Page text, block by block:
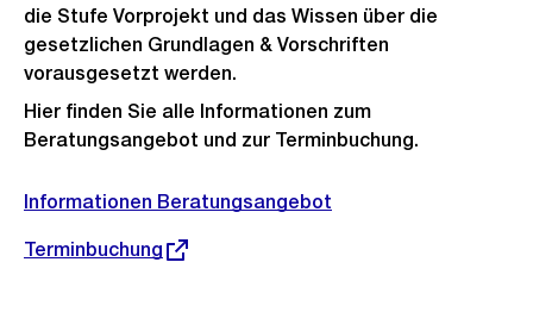
die Stufe Vorprojekt und das Wissen über die
gesetzlichen Grundlagen & Vorschriften
vorausgesetzt werden.
Hier finden Sie alle Informationen zum
Beratungsangebot und zur Terminbuchung.
Informationen Beratungsangebot
Externer
Terminbuchung